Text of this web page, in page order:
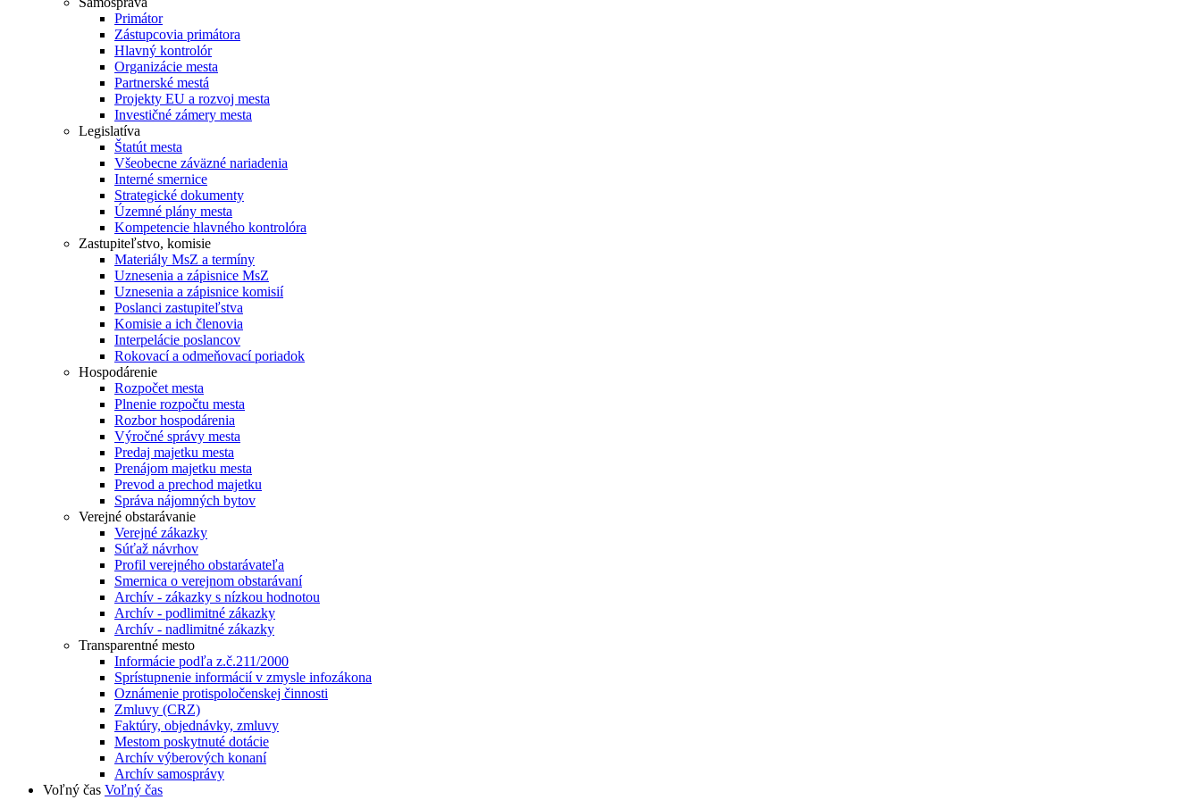
Primátor
Zástupcovia primátora
Hlavný kontrolór
Organizácie mesta
Partnerské mestá
Projekty EU a rozvoj mesta
Investičné zámery mesta
Legislatíva
Štatút mesta
Všeobecne záväzné nariadenia
Interné smernice
Strategické dokumenty
Územné plány mesta
Kompetencie hlavného kontrolóra
Zastupiteľstvo, komisie
Materiály MsZ a termíny
Uznesenia a zápisnice MsZ
Uznesenia a zápisnice komisií
Poslanci zastupiteľstva
Komisie a ich členovia
Interpelácie poslancov
Rokovací a odmeňovací poriadok
Hospodárenie
Rozpočet mesta
Plnenie rozpočtu mesta
Rozbor hospodárenia
Výročné správy mesta
Predaj majetku mesta
Prenájom majetku mesta
Prevod a prechod majetku
Správa nájomných bytov
Verejné obstarávanie
Verejné zákazky
Súťaž návrhov
Profil verejného obstarávateľa
Smernica o verejnom obstarávaní
Archív - zákazky s nízkou hodnotou
Archív - podlimitné zákazky
Archív - nadlimitné zákazky
Transparentné mesto
Informácie podľa z.č.211/2000
Sprístupnenie informácií v zmysle infozákona
Oznámenie protispoločenskej činnosti
Zmluvy (CRZ)
Faktúry, objednávky, zmluvy
Mestom poskytnuté dotácie
Archív výberových konaní
Archív samosprávy
Voľný čas Voľný čas